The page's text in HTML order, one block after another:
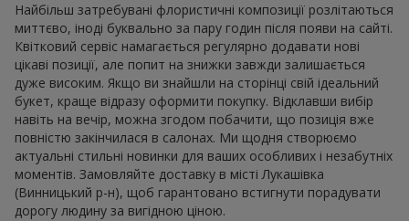
Найбільш затребувані флористичні композиції розлітаються
миттєво, іноді буквально за пару годин після появи на сайті.
Квітковий сервіс намагається регулярно додавати нові
цікаві позиції, але попит на знижки завжди залишається
дуже високим. Якщо ви знайшли на сторінці свій ідеальний
букет, краще відразу оформити покупку. Відклавши вибір
навіть на вечір, можна згодом побачити, що позиція вже
повністю закінчилася в салонах. Ми щодня створюємо
актуальні стильні новинки для ваших особливих і незабутніх
моментів. Замовляйте доставку в місті Лукашівка
(Винницький р-н), щоб гарантовано встигнути порадувати
дорогу людину за вигідною ціною.